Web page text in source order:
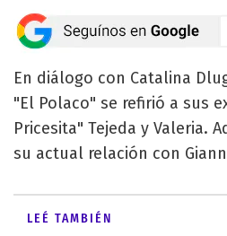
En diálogo con Catalina
"El Polaco" se refirió a sus
Pricesita" Tejeda y Valeria.
su actual relación con
LEÉ TAMBIÉN